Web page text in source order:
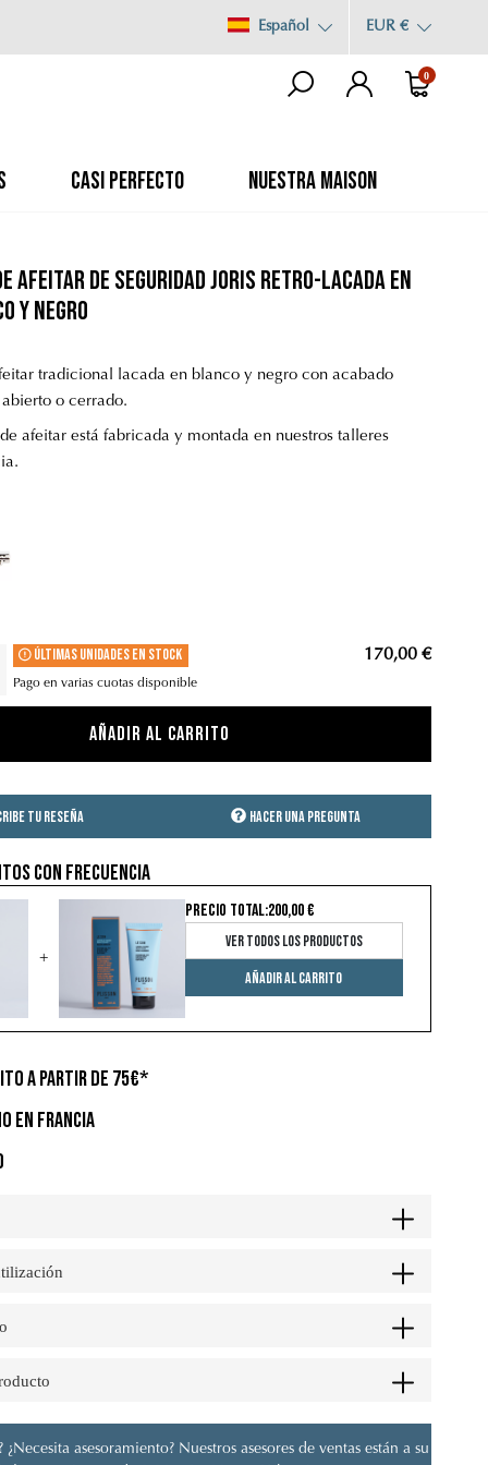
Español EUR €
0
CASI PERFECTO NUESTRA MAISON
afeitar de seguridad Joris retro-lacada en
y negro
tradicional lacada en blanco y negro con acabado
o cerrado.
afeitar está fabricada y montada en nuestros talleres
abierto
Últimas unidades en stock
Pago en varias cuotas disponible
170,00 €
Añadir al carrito
tu reseña Hacer una pregunta
con frecuencia
+
PRECIO TOTAL:200,00 €
Ver todos los productos
Añadir al carrito
A PARTIR DE 75€*
EN FRANCIA
¿Necesita asesoramiento? Nuestros asesores de ventas están a su